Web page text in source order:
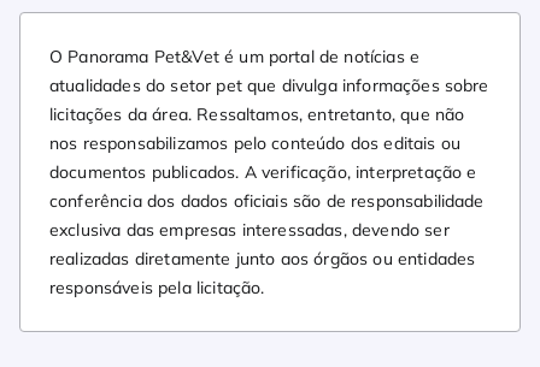
O Panorama Pet&Vet é um portal de notícias e
atualidades do setor pet que divulga informações sobre
licitações da área. Ressaltamos, entretanto, que não
nos responsabilizamos pelo conteúdo dos editais ou
documentos publicados. A verificação, interpretação e
conferência dos dados oficiais são de responsabilidade
exclusiva das empresas interessadas, devendo ser
realizadas diretamente junto aos órgãos ou entidades
responsáveis pela licitação.